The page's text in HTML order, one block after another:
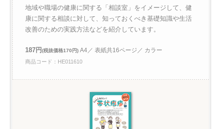
地域や職場の健康に関する「相談室」をイメージして、健
康に関する相談に対して、知っておくべき基礎知識や生活
改善のための実践方法などを紹介しています。
187円(税抜価格170円) A4／ 表紙共16ページ／ カラー
商品コード：HE011610